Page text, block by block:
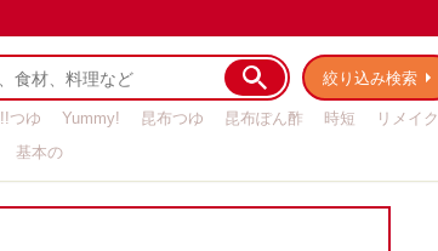
絞り込み検索
つゆ Yummy! 昆布つゆ 昆布ぽん酢 時短
リメイク
基本の